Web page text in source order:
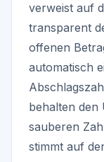
verweist auf
transparent
offenen
automatisch
behalten den
sauberen
stimmt auf